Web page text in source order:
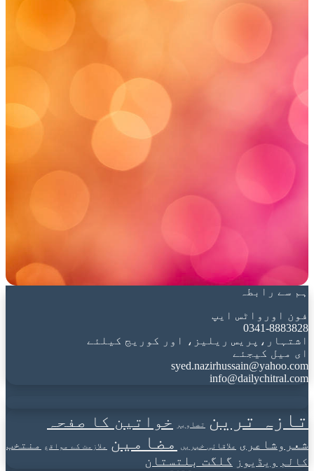
ہم سے رابطہ
فون اورواٹس ایپ
0341-8883828
اشتہار،پریس ریلیز، اور کوریج کیلئے
ای میل کیجئے
syed.nazirhussain@yahoo.com
info@dailychitral.com
تازہ ترین تصاویر خواتین کا صفحہ
شعروشاعری علاقائی خبریں مضامین ملازمت کے مواقع
منتخب
کالم ویڈیوز گلگت بلتستان